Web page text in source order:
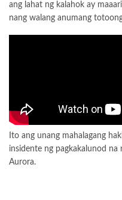
ang lahat ng kalahok ay
nang walang anumang
Ito ang unang mahalagang
insidente ng pagkakalunod na
Aurora.